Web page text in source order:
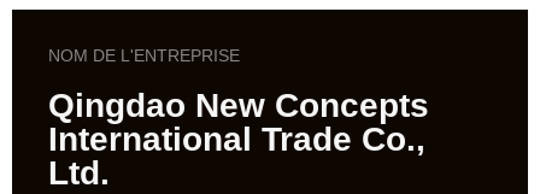
NOM DE L'ENTREPRISE
Qingdao New Concepts
International Trade Co.,
Ltd.